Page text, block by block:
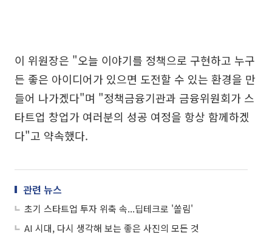
이 위원장은 "오늘 이야기를 정책으로 구현하고 누구
든 좋은 아이디어가 있으면 도전할 수 있는 환경을 만
들어 나가겠다"며 "정책금융기관과 금융위원회가 스
타트업 창업가 여러분의 성공 여정을 항상 함께하겠
다"고 약속했다.
관련 뉴스
초기 스타트업 투자 위축 속...딥테크로 '쏠림'
AI 시대, 다시 생각해 보는 좋은 사진의 모든 것